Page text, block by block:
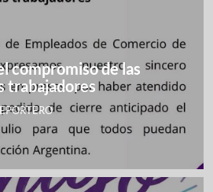
compromiso de las
trabajadores